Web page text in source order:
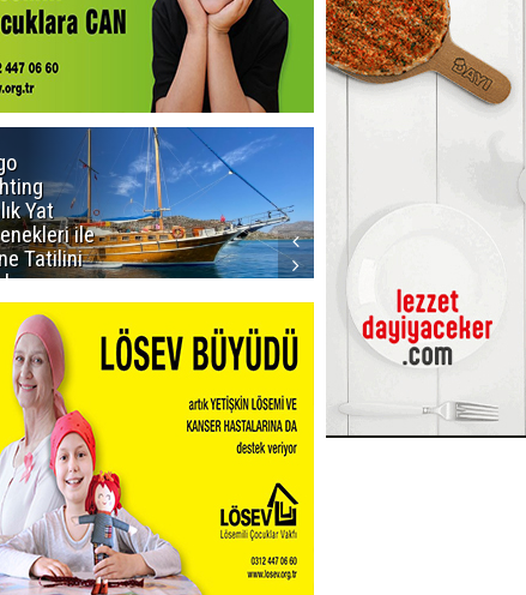
Yat
ile
Tatilini
kutlandı